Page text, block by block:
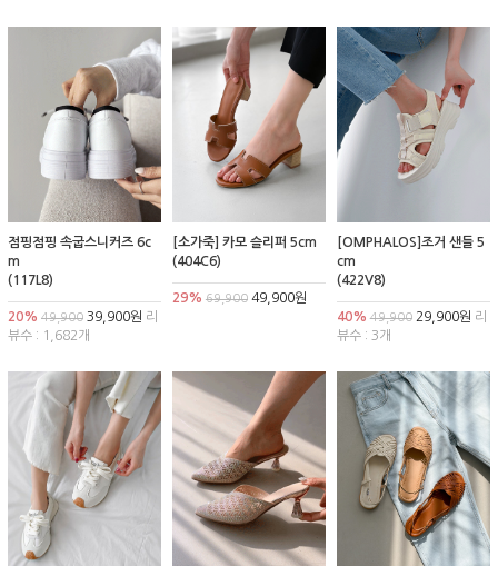
점핑점핑 속굽스니커즈 6c
m
(117L8)
20% 49,900 39,900원 리
뷰수 : 1,682개
[소가죽] 카모 슬리퍼 5cm
(404C6)
29% 69,90049,900원
[OMPHALOS]조거 샌들 5
cm
(422V8)
40% 49,90029,900원 리
뷰수 : 3개